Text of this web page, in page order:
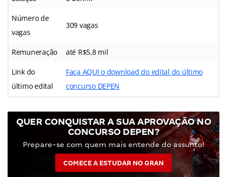
Número de
vagas
309 vagas
Remuneração até R$5,8 mil
Link do
último edital
Faça AQUI o download do edital do último
concurso DEPEN
QUER CONQUISTAR A SUA APROVAÇÃO NO
CONCURSO DEPEN?
Prepare-se com quem mais entende do assunto!
COMECE A ESTUDAR NO GRAN